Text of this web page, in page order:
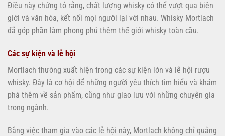
Điều này chứng tỏ rằng, chất lượng whisky có thể vượt qua biên
giới và văn hóa, kết nối mọi người lại với nhau. Whisky Mortlach
đã góp phần làm phong phú thêm thế giới whisky toàn cầu.
Các sự kiện và lễ hội
Mortlach thường xuất hiện trong các sự kiện lớn và lễ hội rượu
whisky. Đây là cơ hội để những người yêu thích tìm hiểu và khám
phá thêm về sản phẩm, cũng như giao lưu với những chuyên gia
trong ngành.
Bằng việc tham gia vào các lễ hội này, Mortlach không chỉ quảng